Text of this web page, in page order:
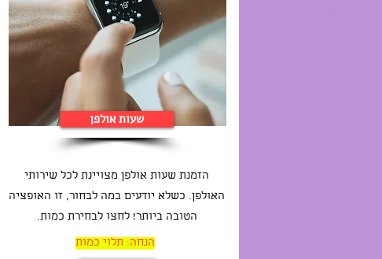
שעות אולפן
הזמנת שעות אולפן מצויינת לכל שירותי
האולפן. כשלא יודעים במה לבחור, זו האופציה
הטובה ביותר! לחצו לבחירת כמות.
הנחה: תלוי כמות